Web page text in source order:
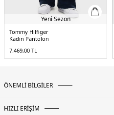
Yeni Sezon
Tommy Hilfiger
Kadın Pantolon
7.469,00 TL
ÖNEMLİ BİLGİLER
HIZLI ERİŞİM